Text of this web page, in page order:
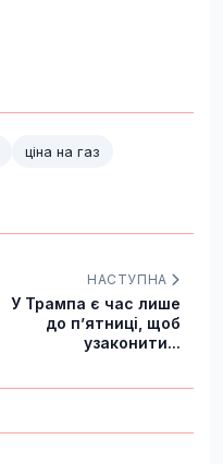
ціна на газ
НАСТУПНА
У Трампа є час лише
до п’ятниці, щоб
узаконити...